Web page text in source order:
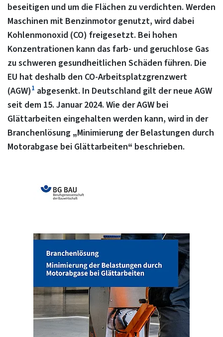
beseitigen und um die Flächen zu verdichten. Werden
Maschinen mit Benzinmotor genutzt, wird dabei
Kohlenmonoxid (CO) freigesetzt. Bei hohen
Konzentrationen kann das farb- und geruchlose Gas
zu schweren gesundheitlichen Schäden führen. Die
EU hat deshalb den CO-Arbeitsplatzgrenzwert
(AGW)1 abgesenkt. In Deutschland gilt der neue AGW
seit dem 15. Januar 2024. Wie der AGW bei
Glättarbeiten eingehalten werden kann, wird in der
Branchenlösung „Minimierung der Belastungen durch
Motorabgase bei Glättarbeiten“ beschrieben.